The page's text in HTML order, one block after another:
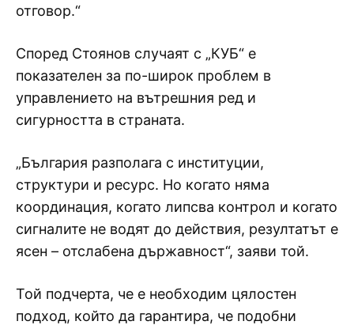
отговор.“
Според Стоянов случаят с „КУБ“ е
показателен за по-широк проблем в
управлението на вътрешния ред и
сигурността в страната.
„България разполага с институции,
структури и ресурс. Но когато няма
координация, когато липсва контрол и когато
сигналите не водят до действия, резултатът е
ясен – отслабена държавност“, заяви той.
Той подчерта, че е необходим цялостен
подход, който да гарантира, че подобни